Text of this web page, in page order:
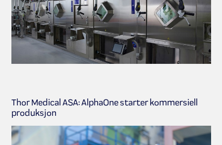
Thor Medical ASA: AlphaOne starter kommersiell
produksjon